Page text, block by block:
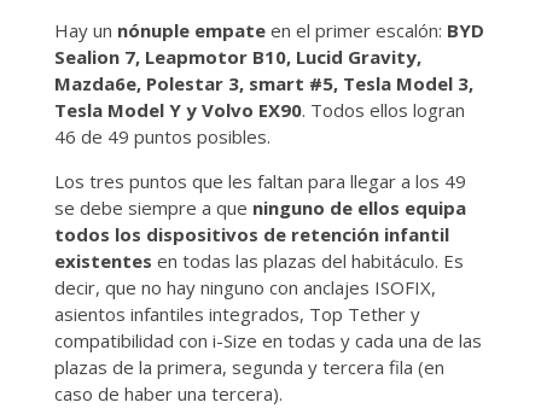
Hay un nónuple empateen el primer escalón: BYD
Sealion 7, Leapmotor B10, Lucid Gravity,
Mazda6e, Polestar 3, smart #5, Tesla Model 3,
Tesla Model Y y Volvo EX90. Todos ellos logran
46 de 49 puntos posibles.
Los tres puntos que les faltan para llegar a los 49
se debe siempre a que ninguno de ellos equipa
todos los dispositivos de retención infantil
existentes en todas las plazas del habitáculo. Es
decir, que no hay ninguno con anclajes ISOFIX,
asientos infantiles integrados, Top Tether y
compatibilidad con i-Size en todas y cada una de las
plazas de la primera, segunda y tercera fila (en
caso de haber una tercera).